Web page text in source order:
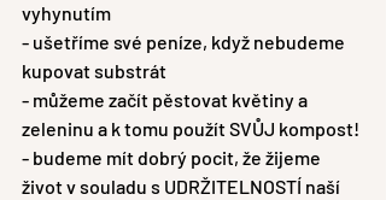
vyhynutím
- ušetříme své peníze, když nebudeme
kupovat substrát
- můžeme začít pěstovat květiny a
zeleninu a k tomu použít SVŮJ kompost!
- budeme mít dobrý pocit, že žijeme
život v souladu s UDRŽITELNOSTÍ naší